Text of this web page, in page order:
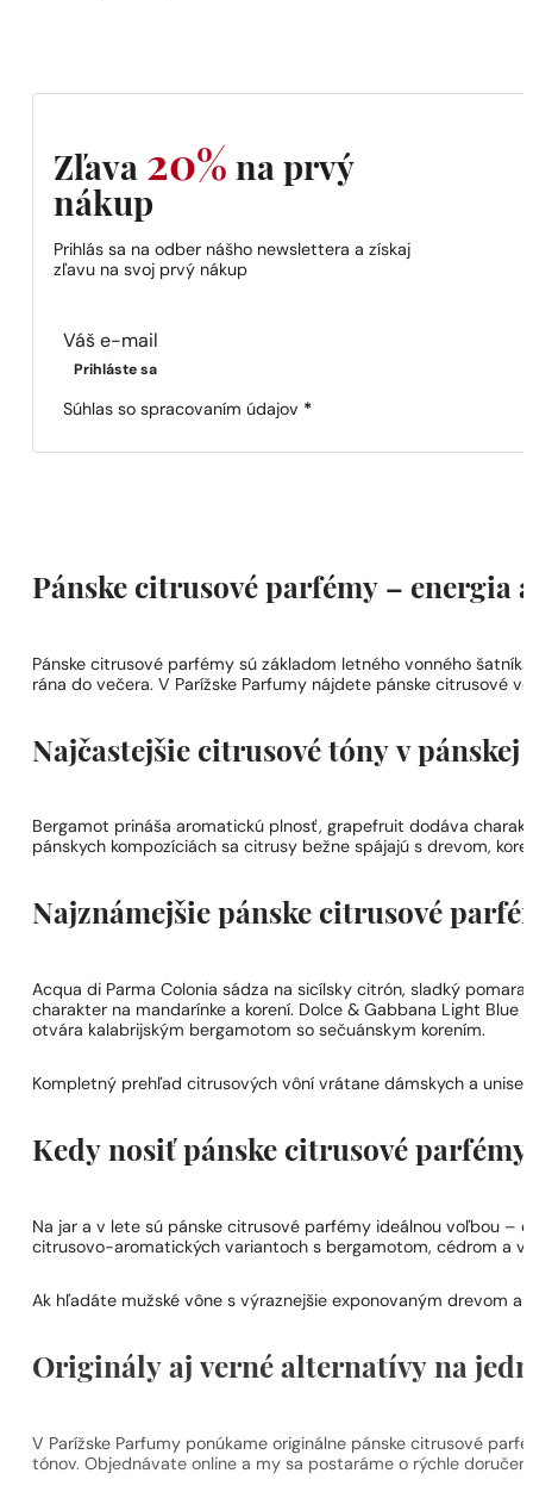
Zľava 20% na prvý
nákup
Prihlás sa na odber nášho newslettera a získaj
zľavu na svoj prvý nákup
Section
Prihláste sa
Súhlas so spracovaním údajov *
Pánske citrusové parfémy – energia
Pánske citrusové parfémy sú základom letného vonného
rána do večera. V Parížske Parfumy nájdete pánske citrusové
Najčastejšie citrusové tóny v
Bergamot prináša aromatickú plnosť, grapefruit dodáva
pánskych kompozíciách sa citrusy bežne spájajú s drevom,
Najznámejšie pánske citrusové
Acqua di Parma Colonia sádza na sicílsky citrón, sladký
charakter na mandarínke a korení. Dolce & Gabbana Light
otvára kalabrijským bergamotom so sečuánskym korením.
Kompletný prehľad citrusových vôní vrátane dámskych a
Kedy nosiť pánske citrusové parfémy
Na jar a v lete sú pánske citrusové parfémy ideálnou voľbou –
citrusovo-aromatických variantoch s bergamotom, cédrom a
Ak hľadáte mužské vône s výraznejšie exponovaným drevom
Originály aj verné alternatívy na
V Parížske Parfumy ponúkame originálne pánske citrusové
tónov. Objednávate online a my sa postaráme o rýchle